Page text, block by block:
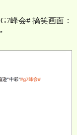
G7峰会# 搞笑画面：